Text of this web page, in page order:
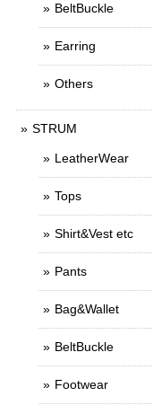
BeltBuckle
Earring
Others
STRUM
LeatherWear
Tops
Shirt&Vest etc
Pants
Bag&Wallet
BeltBuckle
Footwear